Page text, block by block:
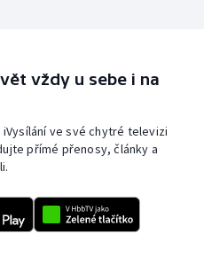
vždy u sebe i na
iVysílání ve své chytré televizi
přímé přenosy, články a